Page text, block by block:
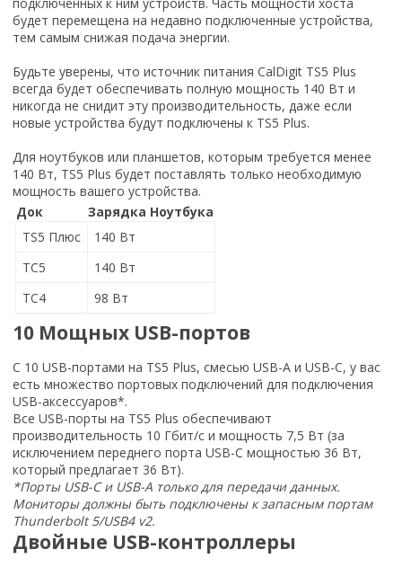
будет перемещена на недавно подключенные устройства,
тем самым снижая подача энергии.
Будьте уверены, что источник питания CalDigit TS5 Plus
всегда будет обеспечивать полную мощность 140 Вт и
никогда не снидит эту производительность, даже если
новые устройства будут подключены к TS5 Plus.
Для ноутбуков или планшетов, которым требуется менее
140 Вт, TS5 Plus будет поставлять только необходимую
мощность вашего устройства.
Док
Зарядка Ноутбука
TS5 Плюс
140 Вт
ТС5
140 Вт
ТС4
98 Вт
10 Мощных USB-портов
С 10 USB-портами на TS5 Plus, смесью USB-A и USB-C, у вас
есть множество портовых подключений для подключения
USB-аксессуаров*.
Все USB-порты на TS5 Plus обеспечивают
производительность 10 Гбит/с и мощность 7,5 Вт (за
исключением переднего порта USB-C мощностью 36 Вт,
который предлагает 36 Вт).
*Порты USB-C и USB-A только для передачи данных.
Мониторы должны быть подключены к запасным портам
Thunderbolt 5/USB4 v2.
Двойные USB-контроллеры